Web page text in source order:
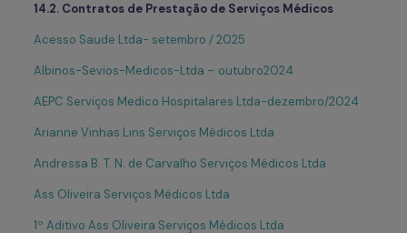
14.2. Contratos de Prestação de Serviços Médicos
Acesso Saude Ltda- setembro / 2025
Albinos-Sevios-Medicos-Ltda – outubro2024
AEPC Serviços Medico Hospitalares Ltda-dezembro/2024
Arianne Vinhas Lins Serviços Médicos Ltda
Andressa B. T. N. de Carvalho Serviços Médicos Ltda
Ass Oliveira Serviços Médicos Ltda
1º Aditivo Ass Oliveira Serviços Médicos Ltda